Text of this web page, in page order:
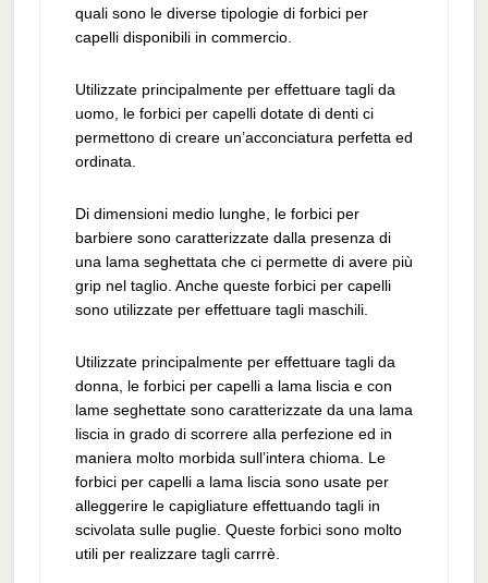
quali sono le diverse tipologie di forbici per
capelli disponibili in commercio.
Utilizzate principalmente per effettuare tagli da
uomo, le forbici per capelli dotate di denti ci
permettono di creare un’acconciatura perfetta ed
ordinata.
Di dimensioni medio lunghe, le forbici per
barbiere sono caratterizzate dalla presenza di
una lama seghettata che ci permette di avere più
grip nel taglio. Anche queste forbici per capelli
sono utilizzate per effettuare tagli maschili.
Utilizzate principalmente per effettuare tagli da
donna, le forbici per capelli a lama liscia e con
lame seghettate sono caratterizzate da una lama
liscia in grado di scorrere alla perfezione ed in
maniera molto morbida sull’intera chioma. Le
forbici per capelli a lama liscia sono usate per
alleggerire le capigliature effettuando tagli in
scivolata sulle puglie. Queste forbici sono molto
utili per realizzare tagli carrrè.